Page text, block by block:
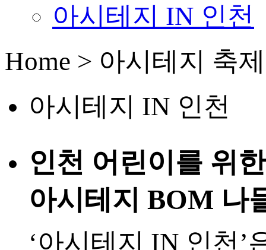
아시테지 IN 인천
Home > 아시테지 축
아시테지 IN 인천
인천 어린이를 위
아시테지 BOM 나
‘아시테지 IN 인천